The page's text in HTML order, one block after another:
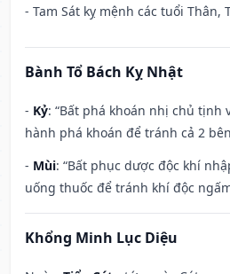
- Tam Sát kỵ mệnh các tuổi Thân,
Bành Tổ Bách Kỵ Nhật
- Kỷ: “Bất phá khoán nhị chủ tịnh
hành phá khoán để tránh cả 2
- Mùi: “Bất phục dược độc khí
uống thuốc để tránh khí độc
Khổng Minh Lục Diệu